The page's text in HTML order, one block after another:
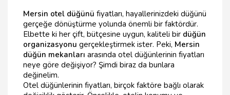
Mersin otel düğünü fiyatları, hayallerinizdeki düğünü
gerçeğe dönüştürme yolunda önemli bir faktördür.
Elbette ki her çift, bütçesine uygun, kaliteli bir düğün
organizasyonu gerçekleştirmek ister. Peki, Mersin
düğün mekanları arasında otel düğünlerinin fiyatları
neye göre değişiyor? Şimdi biraz da bunlara
değinelim.
Otel düğünlerinin fiyatları, birçok faktöre bağlı olarak